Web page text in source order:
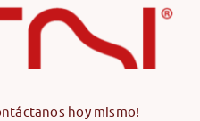
hoy mismo!